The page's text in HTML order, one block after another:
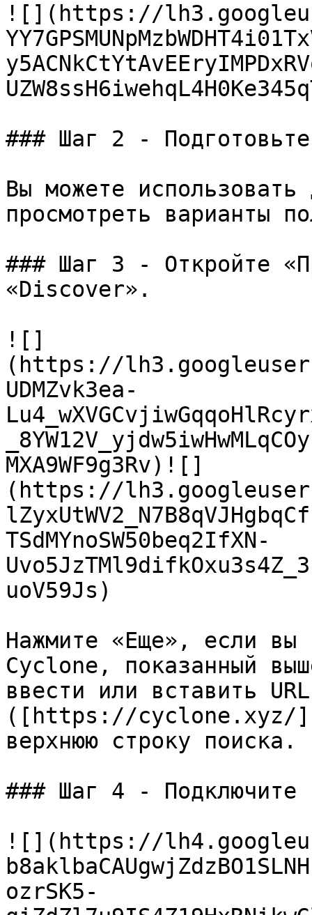
![](https://
### Шаг 2 - Подготовьте
Вы можете
просмотреть варианты
### Шаг 3 - Откройте
«Discover».
![]
(https://
UDMZvk3ea-
MXA9WF9g3Rv)![]
(https://
TSdMYnoSW50beq2IfXN-
uoV59Js)
Нажмите «Еще», если вы
Cyclone, показанный
ввести или вставить
([https://cyclone.xyz/
верхнюю строку поиска.
### Шаг 4 - Подключите
![](https://
ozrSK5-